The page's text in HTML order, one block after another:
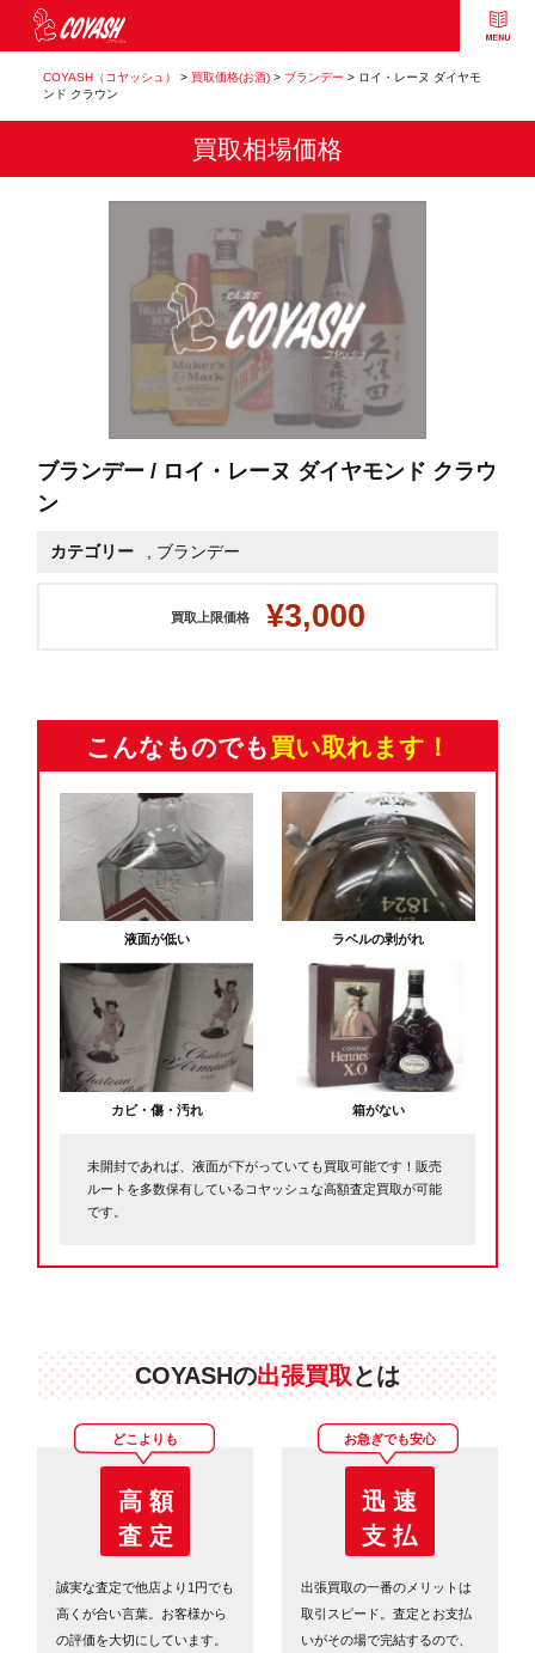
COYASH（コヤッシュ） > 買取価格(お酒)> ブランデー > ロイ・レーヌ ダイヤモ
ンド クラウン
買取相場価格
ブランデー / ロイ・レーヌ ダイヤモンド クラウ
ン
カテゴリー ブランデー
買取上限価格 ¥3,000
こんなものでも 買い取れます！
液面が低い ラベルの剥がれ
カビ・傷・汚れ 箱がない
未開封であれば、液面が下がっていても買取可能です！販売
ルートを多数保有しているコヤッシュな高額査定買取が可能
です。
COYASHの出張買取とは
どこよりも
高 額
査 定
誠実な査定で他店より1円でも
高くが合い言葉。お客様から
の評価を大切にしています。
お急ぎでも安心
迅 速
支 払
出張買取の一番のメリットは
取引スピード。査定とお支払
いがその場で完結するので、